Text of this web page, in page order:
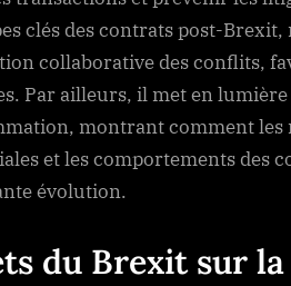
clés des contrats post-Brexit,
collaborative des conflits,
Par ailleurs, il met en
montrant comment les
et les comportements des
évolution.
du Brexit sur